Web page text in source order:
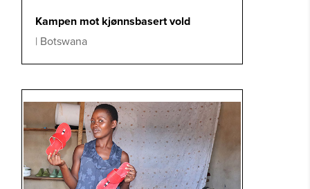
Kampen mot kjønnsbasert vold
| Botswana